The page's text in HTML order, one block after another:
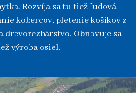
Rozvíja sa tu tiež ľudová
kobercov, pletenie košíkov z
drevorezbárstvo. Obnovuje sa
výroba osiel.